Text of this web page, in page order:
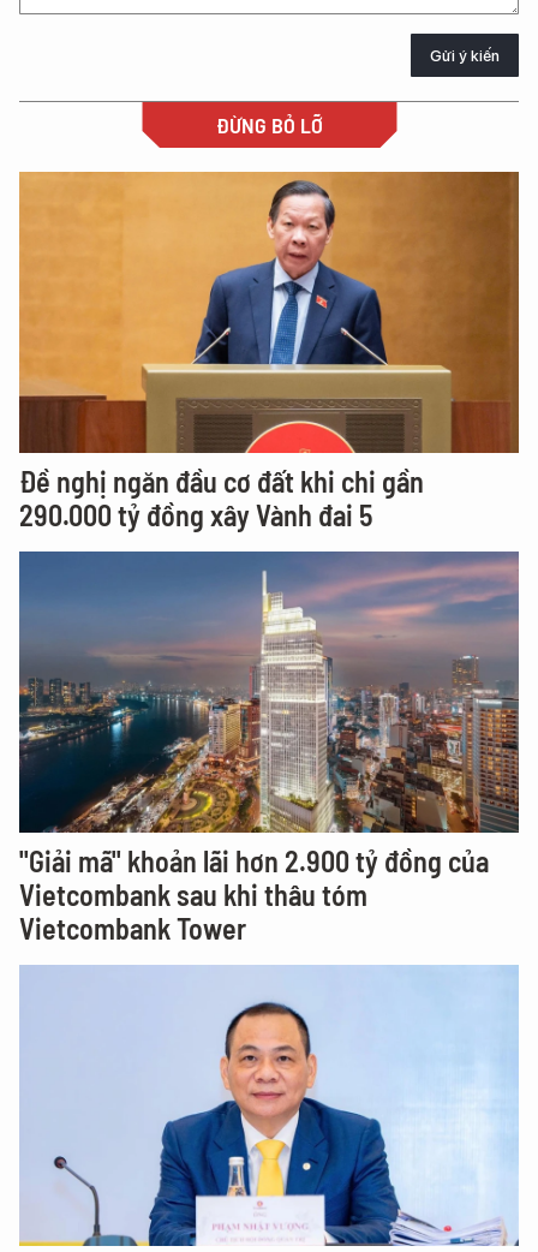
Gửi ý kiến
ĐỪNG BỎ LỠ
Đề nghị ngăn đầu cơ đất khi chi gần
290.000 tỷ đồng xây Vành đai 5
"Giải mã" khoản lãi hơn 2.900 tỷ đồng của
Vietcombank sau khi thâu tóm
Vietcombank Tower